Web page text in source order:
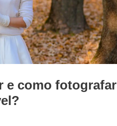
e como fotografar